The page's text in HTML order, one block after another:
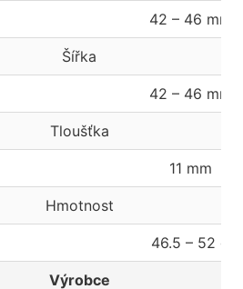
42 – 46 mm
Šířka
42 – 46 mm
Tloušťka
11 mm
Hmotnost
46.5 – 52 g
Výrobce